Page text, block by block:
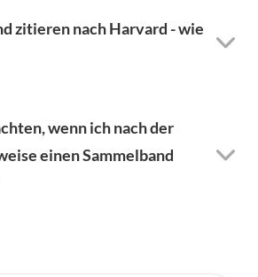
zitieren nach Harvard - wie
wenn ich nach der
einen Sammelband